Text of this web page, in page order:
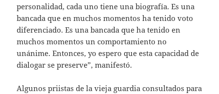
personalidad, cada uno tiene una biografía. Es una
bancada que en muchos momentos ha tenido voto
diferenciado. Es una bancada que ha tenido en
muchos momentos un comportamiento no
unánime. Entonces, yo espero que esta capacidad de
dialogar se preserve”, manifestó.
Algunos priistas de la vieja guardia consultados para